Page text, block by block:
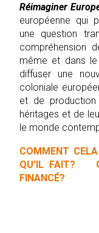
Réimaginer
européenne qui
une question
compréhension
même et dans le
diffuser une
coloniale
et de
héritages et de
le monde
COMMENT
QU'IL FAIT?
FINANCÉ?